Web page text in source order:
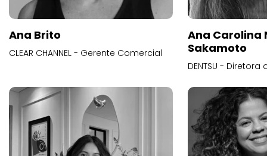
Ana Brito
CLEAR CHANNEL - Gerente Comercial
Ana Carolina
Sakamoto
DENTSU -